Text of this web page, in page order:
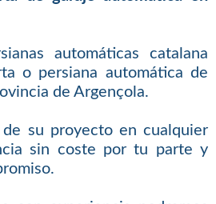
automáticas catalana
o persiana automática de
de Argençola.
de su proyecto en cualquier
sin coste por tu parte y